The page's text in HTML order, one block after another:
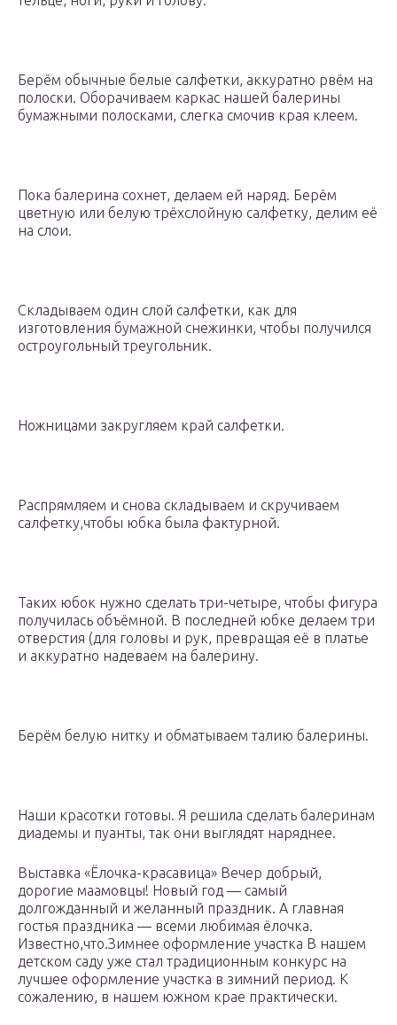
Берём обычные белые салфетки, аккуратно рвём на
полоски. Оборачиваем каркас нашей балерины
бумажными полосками, слегка смочив края клеем.
Пока балерина сохнет, делаем ей наряд. Берём
цветную или белую трёхслойную салфетку, делим её
на слои.
Складываем один слой салфетки, как для
изготовления бумажной снежинки, чтобы получился
остроугольный треугольник.
Ножницами закругляем край салфетки.
Распрямляем и снова складываем и скручиваем
салфетку,чтобы юбка была фактурной.
Таких юбок нужно сделать три-четыре, чтобы фигура
получилась объёмной. В последней юбке делаем три
отверстия (для головы и рук, превращая её в платье
и аккуратно надеваем на балерину.
Берём белую нитку и обматываем талию балерины.
Наши красотки готовы. Я решила сделать балеринам
диадемы и пуанты, так они выглядят наряднее.
Выставка «Ёлочка-красавица» Вечер добрый,
дорогие маамовцы! Новый год — самый
долгожданный и желанный праздник. А главная
гостья праздника — всеми любимая ёлочка.
Известно,что.Зимнее оформление участка В нашем
детском саду уже стал традиционным конкурс на
лучшее оформление участка в зимний период. К
сожалению, в нашем южном крае практически.